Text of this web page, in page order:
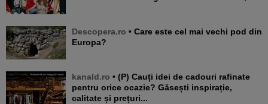
Descopera.ro • Care este cel mai vechi pod din
Europa?
kanald.ro • (P) Cauți idei de cadouri rafinate
pentru orice ocazie? Găsești inspirație,
calitate și prețuri...